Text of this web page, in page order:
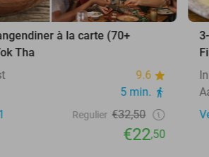
à la carte (70+
Tha
9.6
5 min.
Regulier €32,50
€22,50